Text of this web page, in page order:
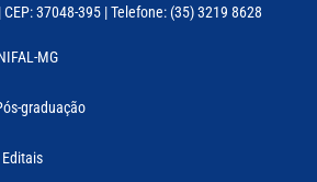
37048-395 | Telefone: (35) 3219 8628
MG
graduação